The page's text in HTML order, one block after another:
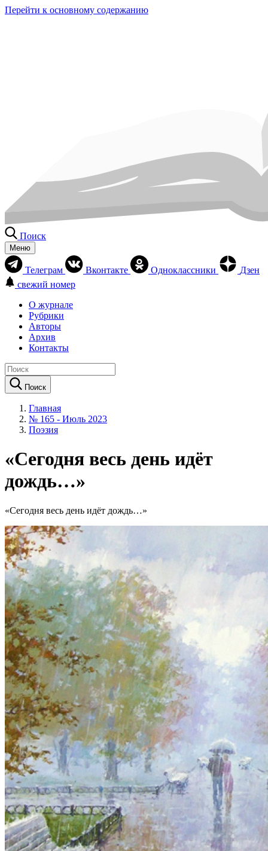
Перейти к основному содержанию
Поиск
Меню
Телеграм Вконтакте Одноклассники
Дзен
свежий номер
О журнале
Рубрики
Авторы
Архив
Контакты
Поиск
Главная
№ 165 - Июль 2023
Поэзия
«Сегодня весь день идёт
дождь…»
«Сегодня весь день идёт дождь…»